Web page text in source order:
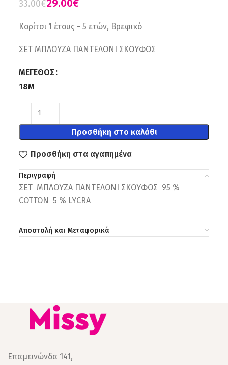
33.00€29.00€
Κορίτσι 1 έτους - 5 ετών, Βρεφικό
ΣΕΤ ΜΠΛΟΥΖΑ ΠΑΝΤΕΛΟΝΙ ΣΚΟΥΦΟΣ
ΜΈΓΕΘΟΣ
18M
Προσθήκη στο καλάθι
Προσθήκη στα αγαπημένα
Περιγραφή
ΣΕΤ ΜΠΛΟΥΖΑ ΠΑΝΤΕΛΟΝΙ ΣΚΟΥΦΟΣ 95 %
COTTON 5 % LYCRA
Αποστολή και Μεταφορικά
Επαμεινώνδα 141,